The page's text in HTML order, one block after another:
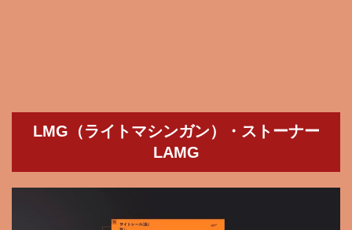
LMG（ライトマシンガン）・ストーナー
LAMG